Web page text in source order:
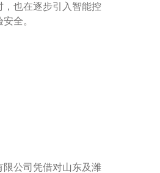
也在逐步引入智能控
全。
公司凭借对山东及潍